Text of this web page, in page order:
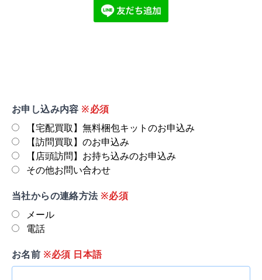
お申し込み内容 ※必須
【宅配買取】無料梱包キットのお申込み
【訪問買取】のお申込み
【店頭訪問】お持ち込みのお申込み
その他お問い合わせ
当社からの連絡方法※必須
メール
電話
お名前 ※必須 日本語